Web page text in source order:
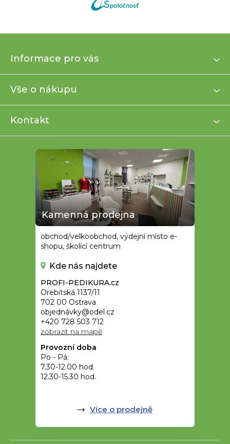
p
t
Informace pro vás
Vše o nákupu
Kontakt
Kamenná prodejna
obchod/velkoobchod, výdejní místo e-
shopu, školící centrum
Kde nás najdete
PROFI-PEDIKURA.cz
Orebitská 1137/11
702 00 Ostrava
objednávky@odel.cz
+420 728 503 712
zobrazit na mapě
Provozní doba
Po - Pá:
7.30-12.00 hod.
12.30-15.30 hod.
Více o prodejně